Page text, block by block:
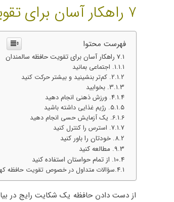
7 راهکار آسان برای تقویت حافظه سالمندان
فهرست محتوا
7 راهکار آسان برای تقویت حافظه سالمندان
1. اجتماعی بمانید
2. کم‌تر بنشینید و بیشتر حرکت کنید
3. بخوابید
4. ورزش ذهنی انجام دهید
5. رژیم غذایی داشته باشید
6. یک آزمایش حسی انجام دهید
7. استرس را کنترل کنید
8. خودتان را باور کنید
9. مطالعه کنید
10. از تمام حواستان استفاده کنید
سؤالات متداول در خصوص تقویت حافظه
از دست دادن حافظه یک شکایت رایج در